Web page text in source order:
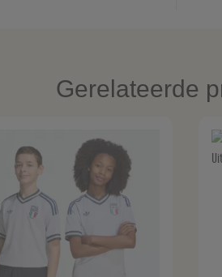
Gerelateerde